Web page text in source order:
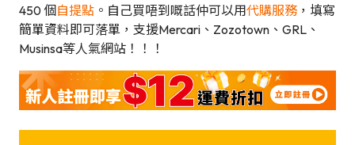
450 個 自提點 。自己買唔到嘅話仲可以用代購服務 ，填寫
簡單資料即可落單，支援Mercari、Zozotown、GRL、
Musinsa等人氣網站！！！